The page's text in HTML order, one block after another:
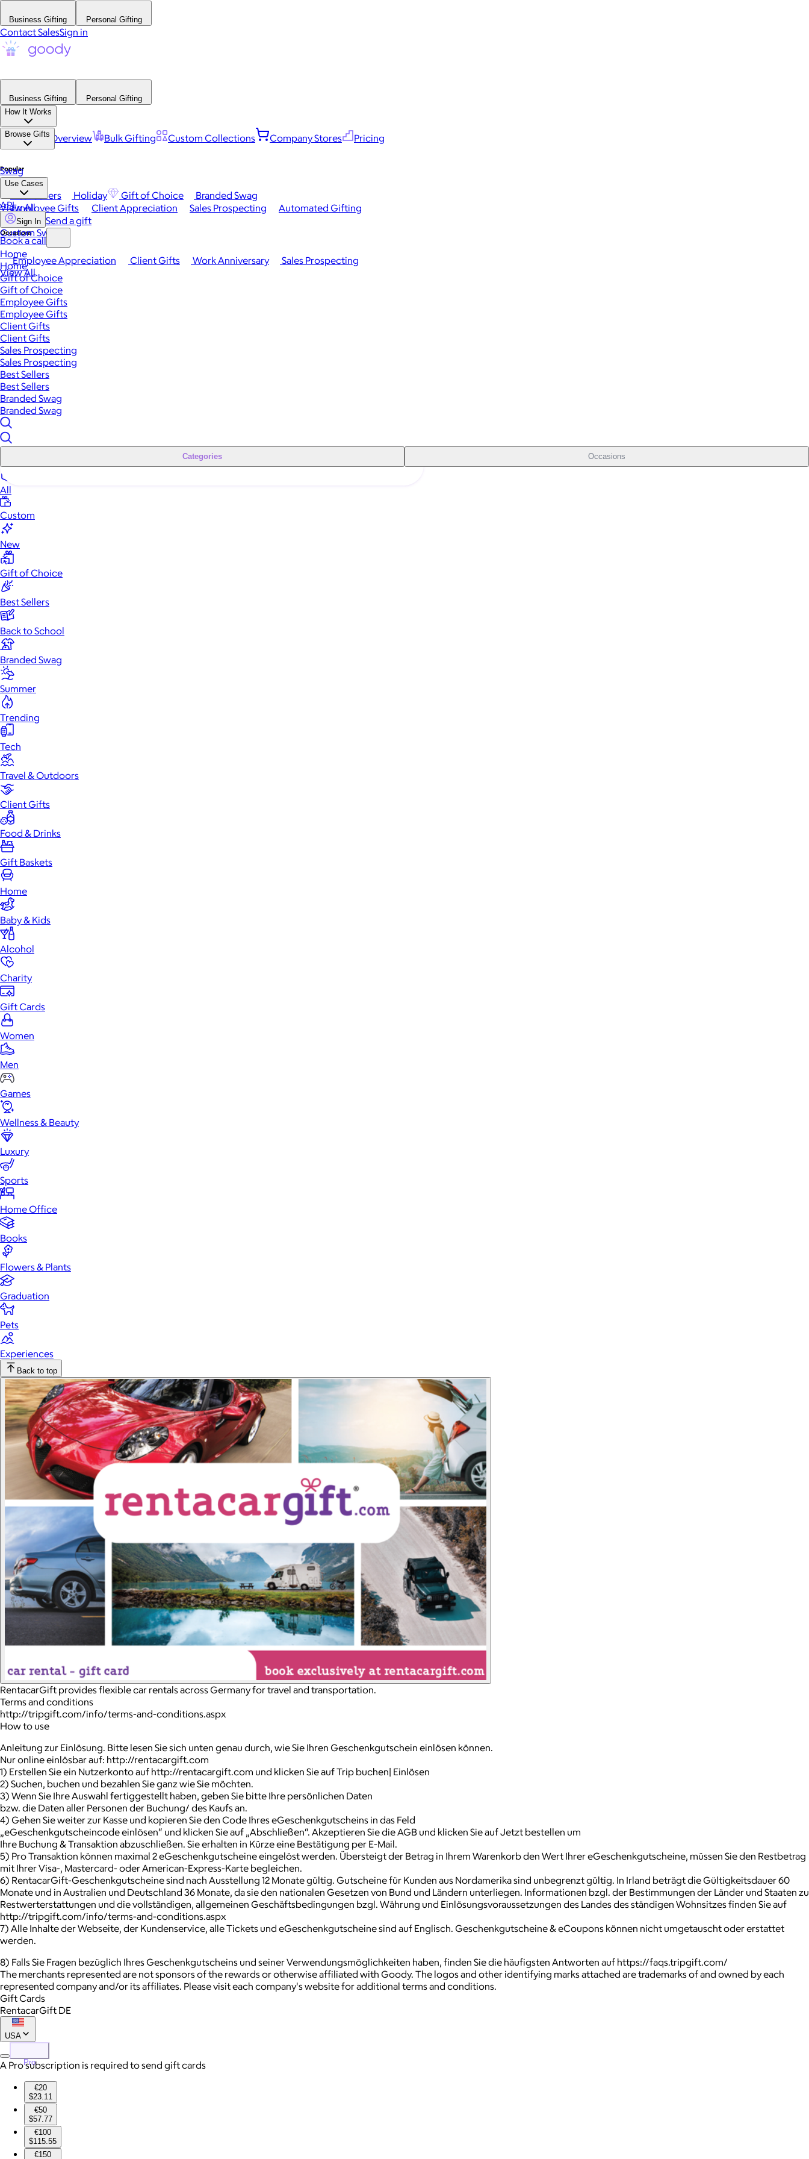
Business Gifting Personal Gifting
Contact SalesSign in
Business Gifting
Personal Gifting
How It Works
Platform Overview Bulk Gifting Custom Collections Company Stores Pricing
Browse Gifts
Popular
Best Sellers Holiday Gift of Choice
Branded Swag
View All
Occasions
Employee Appreciation Client Gifts Work Anniversary
Sales Prospecting
View All
Swag
Use Cases
Employee Gifts Client Appreciation Sales Prospecting Automated Gifting
Custom Swag
API
Sign In Send a gift
Book a call
Home
Home
Gift of Choice
Gift of Choice
Employee Gifts
Employee Gifts
Client Gifts
Client Gifts
Sales Prospecting
Sales Prospecting
Best Sellers
Best Sellers
Branded Swag
Branded Swag
Categories Occasions
All
Custom
New
Gift of Choice
Best Sellers
Back to School
Branded Swag
Summer
Trending
Tech
Travel & Outdoors
Client Gifts
Food & Drinks
Gift Baskets
Home
Baby & Kids
Alcohol
Charity
Gift Cards
Women
Men
Games
Wellness & Beauty
Luxury
Sports
Home Office
Books
Flowers & Plants
Graduation
Pets
Experiences
Back to top
RentacarGift provides flexible car rentals across Germany for travel and transportation.
Terms and conditions
http://tripgift.com/info/terms-and-conditions.aspx
How to use
Anleitung zur Einlösung. Bitte lesen Sie sich unten genau durch, wie Sie Ihren Geschenkgutschein einlösen können.
Nur online einlösbar auf: http://rentacargift.com
1) Erstellen Sie ein Nutzerkonto auf http://rentacargift.com und klicken Sie auf Trip buchen| Einlösen
2) Suchen, buchen und bezahlen Sie ganz wie Sie möchten.
3) Wenn Sie Ihre Auswahl fertiggestellt haben, geben Sie bitte Ihre persönlichen Daten
bzw. die Daten aller Personen der Buchung/ des Kaufs an.
4) Gehen Sie weiter zur Kasse und kopieren Sie den Code Ihres eGeschenkgutscheins in das Feld
„eGeschenkgutscheincode einlösen“ und klicken Sie auf „Abschließen“. Akzeptieren Sie die AGB und klicken Sie auf Jetzt bestellen um
Ihre Buchung & Transaktion abzuschließen. Sie erhalten in Kürze eine Bestätigung per E-Mail.
5) Pro Transaktion können maximal 2 eGeschenkgutscheine eingelöst werden. Übersteigt der Betrag in Ihrem Warenkorb den Wert Ihrer eGeschenkgutscheine, müssen Sie den Restbetrag
mit Ihrer Visa-, Mastercard- oder American-Express-Karte begleichen.
6) RentacarGift-Geschenkgutscheine sind nach Ausstellung 12 Monate gültig. Gutscheine für Kunden aus Nordamerika sind unbegrenzt gültig. In Irland beträgt die Gültigkeitsdauer 60
Monate und in Australien und Deutschland 36 Monate, da sie den nationalen Gesetzen von Bund und Ländern unterliegen. Informationen bzgl. der Bestimmungen der Länder und Staaten zu
Restwerterstattungen und die vollständigen, allgemeinen Geschäftsbedingungen bzgl. Währung und Einlösungsvoraussetzungen des Landes des ständigen Wohnsitzes finden Sie auf
http://tripgift.com/info/terms-and-conditions.aspx
7) Alle Inhalte der Webseite, der Kundenservice, alle Tickets und eGeschenkgutscheine sind auf Englisch. Geschenkgutscheine & eCoupons können nicht umgetauscht oder erstattet
werden.
8) Falls Sie Fragen bezüglich Ihres Geschenkgutscheins und seiner Verwendungsmöglichkeiten haben, finden Sie die häufigsten Antworten auf https://faqs.tripgift.com/
The merchants represented are not sponsors of the rewards or otherwise affiliated with Goody. The logos and other identifying marks attached are trademarks of and owned by each
represented company and/or its affiliates. Please visit each company's website for additional terms and conditions.
Gift Cards
RentacarGift DE
USA
Pro
A Pro subscription is required to send gift cards
€20
$23.11
€50
$57.77
€100
$115.55
€150